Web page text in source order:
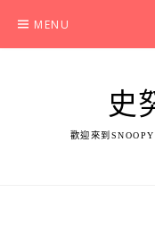
content
MENU
史
歡迎來到